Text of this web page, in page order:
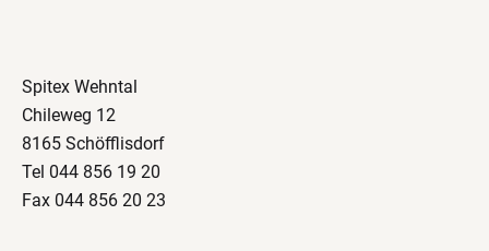
Spitex Wehntal
Chileweg 12
8165 Schöfflisdorf
Tel 044 856 19 20
Fax 044 856 20 23